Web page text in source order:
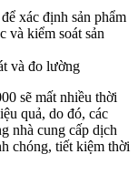
xác định sản phẩm
và kiểm soát sản
và đo lường
sẽ mất nhiều thời
quả, do đó, các
nhà cung cấp dịch
chóng, tiết kiệm thời